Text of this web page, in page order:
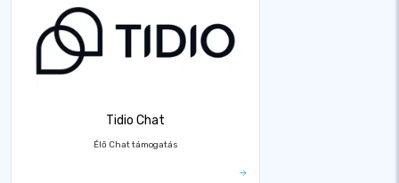
Tidio Chat
Élő Chat támogatás